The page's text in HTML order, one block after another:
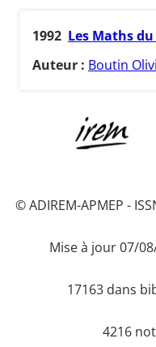
1992 Les Maths du
Auteur : Boutin
© ADIREM-APMEP -
Mise à jour 07/
17163 dans
4216